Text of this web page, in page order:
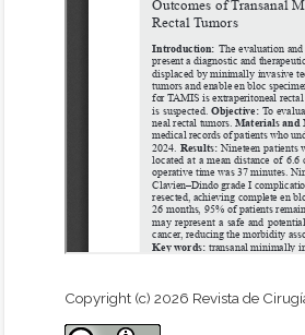
Copyright (c) 2026 Revista de